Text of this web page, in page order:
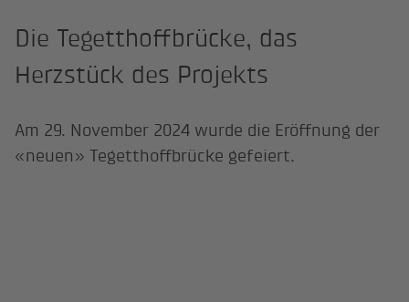
Die Tegetthoffbrücke, das
Herzstück des Projekts
Am 29. November 2024 wurde die Eröffnung der
«neuen» Tegetthoffbrücke gefeiert.